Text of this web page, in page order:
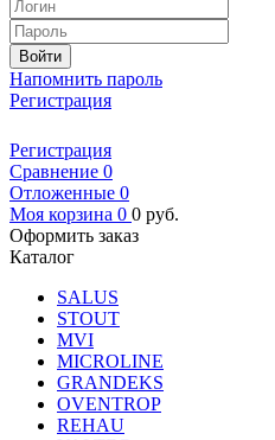
Войти
Напомнить пароль
Регистрация
Регистрация
Сравнение 0
Отложенные 0
Моя корзина 0 0 руб.
Оформить заказ
Каталог
SALUS
STOUT
MVI
MICROLINE
GRANDEKS
OVENTROP
REHAU